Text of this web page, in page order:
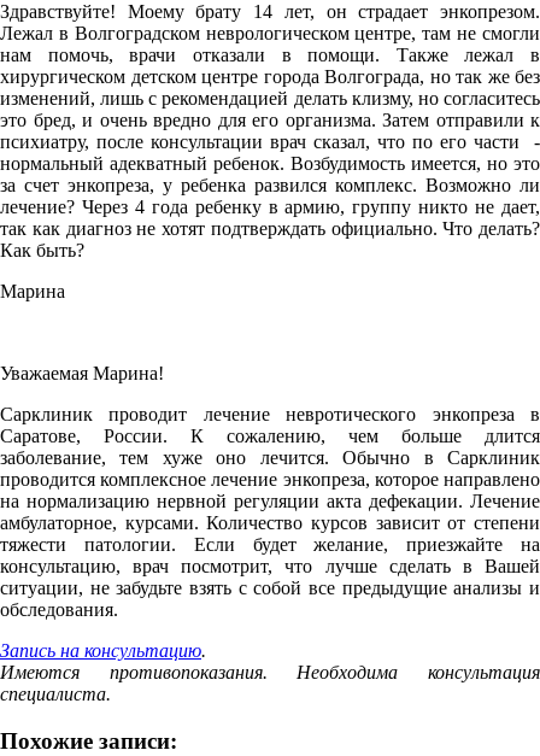
Здравствуйте! Моему брату 14 лет, он страдает энкопрезом.
Лежал в Волгоградском неврологическом центре, там не смогли
нам помочь, врачи отказали в помощи. Также лежал в
хирургическом детском центре города Волгограда, но так же без
изменений, лишь с рекомендацией делать клизму, но согласитесь
это бред, и очень вредно для его организма. Затем отправили к
психиатру, после консультации врач сказал, что по его части -
нормальный адекватный ребенок. Возбудимость имеется, но это
за счет энкопреза, у ребенка развился комплекс. Возможно ли
лечение? Через 4 года ребенку в армию, группу никто не дает,
так как диагноз не хотят подтверждать официально. Что делать?
Как быть?
Марина
Уважаемая Марина!
Сарклиник проводит лечение невротического энкопреза в
Саратове, России. К сожалению, чем больше длится
заболевание, тем хуже оно лечится. Обычно в Сарклиник
проводится комплексное лечение энкопреза, которое направлено
на нормализацию нервной регуляции акта дефекации. Лечение
амбулаторное, курсами. Количество курсов зависит от степени
тяжести патологии. Если будет желание, приезжайте на
консультацию, врач посмотрит, что лучше сделать в Вашей
ситуации, не забудьте взять с собой все предыдущие анализы и
обследования.
Запись на консультацию.
Имеются противопоказания. Необходима консультация
специалиста.
Похожие записи: